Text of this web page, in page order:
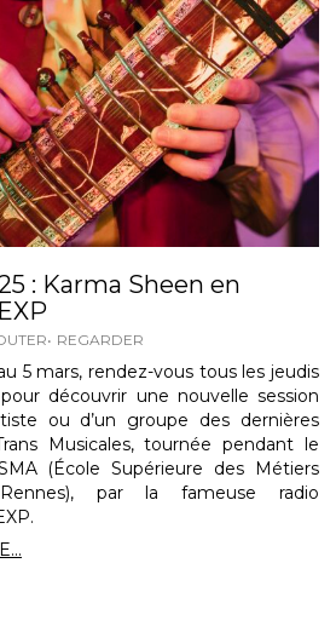
: Karma Sheen en
REGARDER
5 mars, rendez-vous tous les jeudis
découvrir une nouvelle session
ou d’un groupe des dernières
Musicales, tournée pendant le
(École Supérieure des Métiers
par la fameuse radio